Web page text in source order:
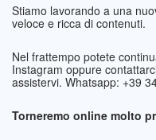
Stiamo lavorando a una
veloce e ricca di contenuti.
Nel frattempo potete
Instagram oppure
assistervi. Whatsapp: +39
Torneremo online molto